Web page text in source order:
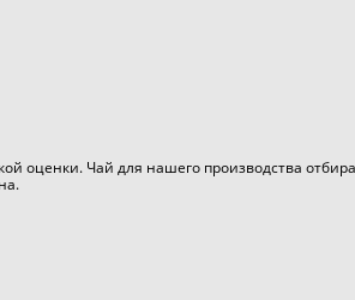
Чай для нашего производства